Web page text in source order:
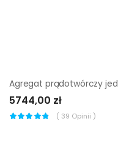
5744,00 zł
( 39 Opinii )